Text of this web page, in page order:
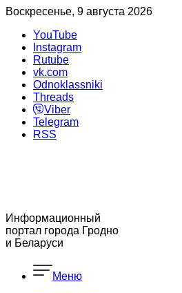
Воскресенье, 9 августа 2026
YouTube
Instagram
Rutube
vk.com
Odnoklassniki
Threads
Viber
Telegram
RSS
Информационный
портал города Гродно
и Беларуси
Меню